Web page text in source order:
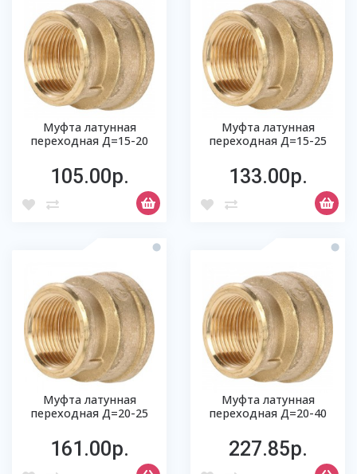
Муфта латунная
переходная Д=15-20
105.00р.
Муфта латунная
переходная Д=15-25
133.00р.
Муфта латунная
переходная Д=20-25
161.00р.
Муфта латунная
переходная Д=20-40
227.85р.